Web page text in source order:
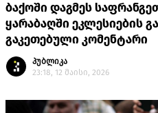
ბაქოში დაგმეს
ყარაბაღში ეკლესიების
გაკეთებული კომენტარი
პუბლიკა
23:18, 12 მაისი, 2026